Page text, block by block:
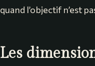
quand l’objectif n’est
Les